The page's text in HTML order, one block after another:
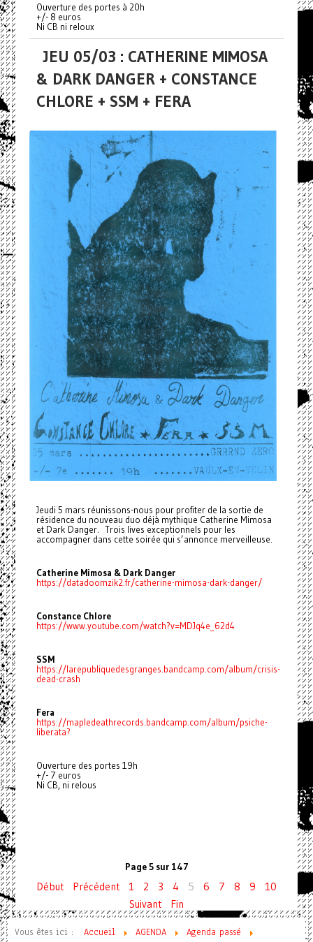
Ouverture des portes à 20h
+/- 8 euros
Ni CB ni reloux
JEU 05/03 : CATHERINE MIMOSA
& DARK DANGER + CONSTANCE
CHLORE + SSM + FERA
Jeudi 5 mars réunissons-nous pour profiter de la sortie de
résidence du nouveau duo déjà mythique Catherine Mimosa
et Dark Danger. Trois lives exceptionnels pour les
accompagner dans cette soirée qui s’annonce merveilleuse.
Catherine Mimosa & Dark Danger
https://datadoomzik2.fr/catherine-mimosa-dark-danger/
Constance Chlore
https://www.youtube.com/watch?v=MDJq4e_62d4
SSM
https://larepubliquedesgranges.bandcamp.com/album/crisis-
dead-crash
Fera
https://mapledeathrecords.bandcamp.com/album/psiche-
liberata?
Ouverture des portes 19h
+/- 7 euros
Ni CB, ni relous
Page 5 sur 147
Début Précédent 1 2 3 4 5 6 7 8 9
10
Suivant
Fin
Vous êtes ici : Accueil AGENDA
Agenda passé